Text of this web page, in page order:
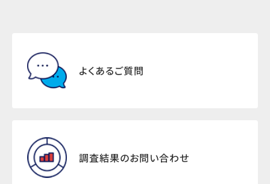
よくあるご質問
調査結果のお問い合わせ